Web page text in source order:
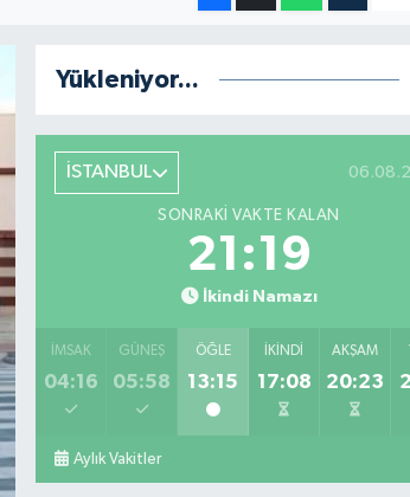
Yükleniyor...
İSTANBUL
SONRAKI VAKTE KALAN
21:18
İkindi Namazı
İMSAK
04:16
GÜNEŞ
05:58
ÖĞLE
13:15
İKINDI
17:08
AKŞAM
20:23
Aylık Vakitler